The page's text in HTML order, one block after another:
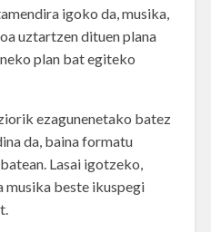
igoko da, musika,
uztartzen dituen plana
plan bat egiteko
ezagunenetako batez
da, baina formatu
Lasai igotzeko,
musika beste ikuspegi